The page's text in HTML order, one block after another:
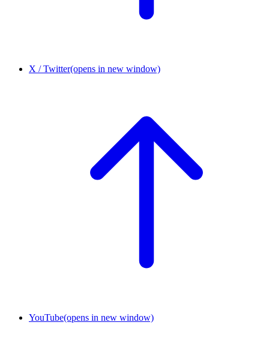
X / Twitter(opens in new window)
YouTube(opens in new window)